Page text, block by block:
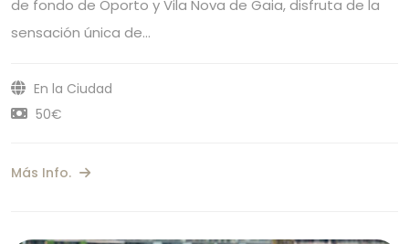
de fondo de Oporto y Vila Nova de Gaia, disfruta de la
sensación única de…
En la Ciudad
50€
Más Info.